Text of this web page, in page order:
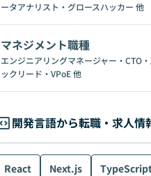
ータアナリスト・グロースハッカー 他
マネジメント職種
エンジニアリングマネージャー・CTO
ックリード・VPoE他
開発言語から転職・求人情
React Next.js